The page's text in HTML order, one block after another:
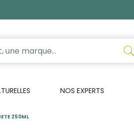
NOS EXPERTS
250ML